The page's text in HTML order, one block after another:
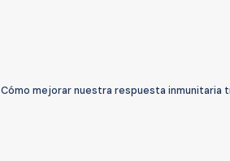
Cómo mejorar nuestra respuesta inmunitaria